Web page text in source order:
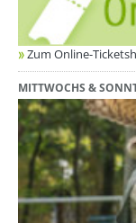
Zum Online-
MITTWOCHS &